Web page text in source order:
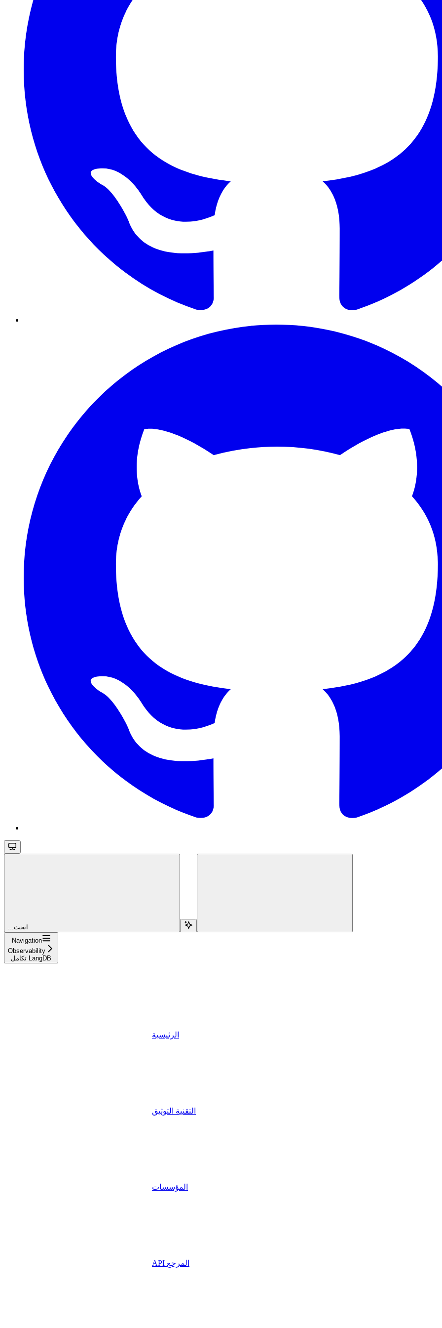
...ابحث
Navigation
Observability
تكامل LangDB
الرئيسية
التقنية التوثيق
المؤسسات
API المرجع